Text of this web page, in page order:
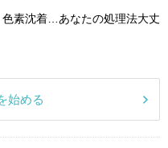
素沈着…あなたの処理法大丈
始める